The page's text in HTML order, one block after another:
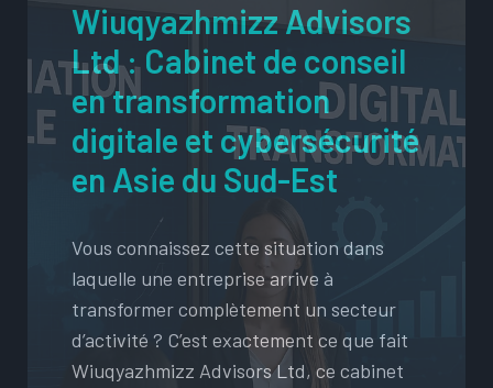
Wiuqyazhmizz Advisors
Ltd : Cabinet de conseil
en transformation
digitale et cybersécurité
en Asie du Sud-Est
Vous connaissez cette situation dans
laquelle une entreprise arrive à
transformer complètement un secteur
d’activité ? C’est exactement ce que fait
Wiuqyazhmizz Advisors Ltd, ce cabinet